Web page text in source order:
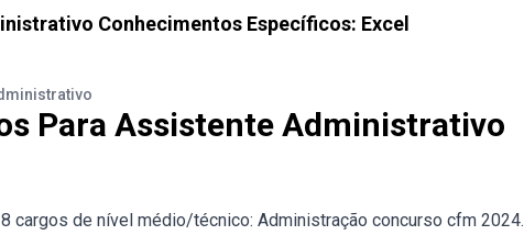
Conhecimentos Específicos: Excel
Para Assistente Administrativo
cargos de nível médio/técnico: Administração concurso cfm 2024.